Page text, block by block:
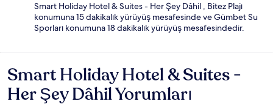
Smart Holiday Hotel & Suites - Her Şey Dâhil , Bitez Plajı
konumuna 15 dakikalık yürüyüş mesafesinde ve Gümbet Su
Sporları konumuna 18 dakikalık yürüyüş mesafesindedir.
Yorumlar
Smart Holiday Hotel & Suites -
Her Şey Dâhil Yorumları